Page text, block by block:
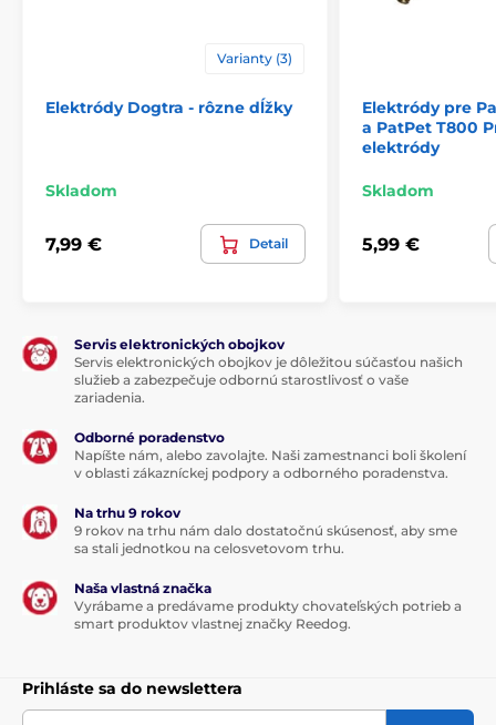
Varianty (3)
Elektródy Dogtra - rôzne dĺžky
Skladom
7,99 € Detail
Elektródy pre
a PatPet T800
elektródy
Skladom
5,99 €
Servis elektronických obojkov
Servis elektronických obojkov je dôležitou súčasťou našich
služieb a zabezpečuje odbornú starostlivosť o vaše
zariadenia.
Odborné poradenstvo
Napíšte nám, alebo zavolajte. Naši zamestnanci boli školení
v oblasti zákazníckej podpory a odborného poradenstva.
Na trhu 9 rokov
9 rokov na trhu nám dalo dostatočnú skúsenosť, aby sme
sa stali jednotkou na celosvetovom trhu.
Naša vlastná značka
Vyrábame a predávame produkty chovateľských potrieb a
smart produktov vlastnej značky Reedog.
Prihláste sa do newslettera